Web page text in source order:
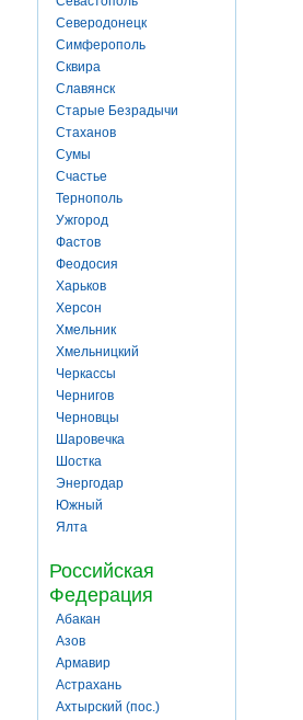
Северодонецк
Симферополь
Сквира
Славянск
Старые Безрадычи
Стаханов
Сумы
Счастье
Тернополь
Ужгород
Фастов
Феодосия
Харьков
Херсон
Хмельник
Хмельницкий
Черкассы
Чернигов
Черновцы
Шаровечка
Шостка
Энергодар
Южный
Ялта
Российская
Федерация
Абакан
Азов
Армавир
Астрахань
Ахтырский (пос.)